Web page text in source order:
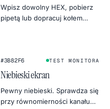
Wpisz dowolny HEX, pobierz
pipetą lub dopracuj kołem
#3B82F6 TEST MONITORA
Niebieski ekran
Pewny niebieski. Sprawdza się
przy równomierności kanału